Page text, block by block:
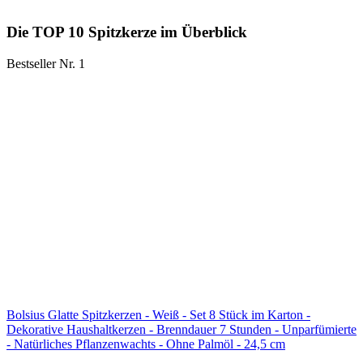
Die TOP 10 Spitzkerze im Überblick
Bestseller Nr. 1
Bolsius Glatte Spitzkerzen - Weiß - Set 8 Stück im Karton -
Dekorative Haushaltkerzen - Brenndauer 7 Stunden - Unparfümierte
- Natürliches Pflanzenwachts - Ohne Palmöl - 24,5 cm